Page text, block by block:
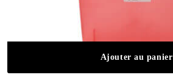
Ajouter au panier